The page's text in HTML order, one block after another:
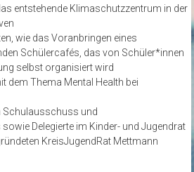
entstehende Klimaschutzzentrum in der
wie das Voranbringen eines
Schülercafés, das von Schüler*innen
selbst organisiert wird
dem Thema Mental Health bei
Schulausschuss und
Delegierte im Kinder- und Jugendrat
KreisJugendRat Mettmann